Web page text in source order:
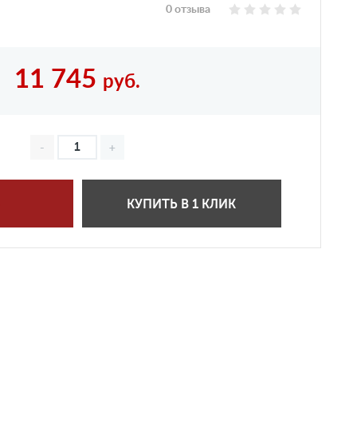
0 отзыва
11 745 руб.
КУПИТЬ В 1 КЛИК